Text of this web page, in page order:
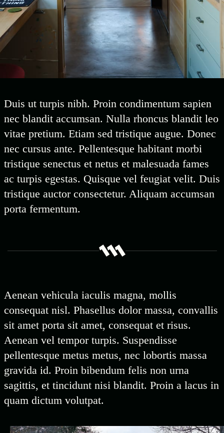
Duis ut turpis nibh. Proin condimentum sapien
nec blandit accumsan. Nulla rhoncus blandit leo
vitae pretium. Etiam sed tristique augue. Donec
nec cursus ante. Pellentesque habitant morbi
tristique senectus et netus et malesuada fames
ac turpis egestas. Quisque vel feugiat velit. Duis
tristique auctor consectetur. Aliquam accumsan
porta fermentum.
Aenean vehicula iaculis magna, mollis
consequat nisl. Phasellus dolor massa, convallis
sit amet porta sit amet, consequat et risus.
Aenean vel tempor turpis. Suspendisse
pellentesque metus metus, nec lobortis massa
gravida id. Proin bibendum felis non urna
sagittis, et tincidunt nisi blandit. Proin a lacus in
quam dictum volutpat.